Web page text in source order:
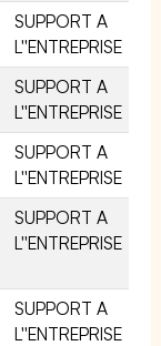
SUPPORT A
L''ENTREPRISE
SUPPORT A
L''ENTREPRISE
SUPPORT A
L''ENTREPRISE
SUPPORT A
L''ENTREPRISE
SUPPORT A
L''ENTREPRISE